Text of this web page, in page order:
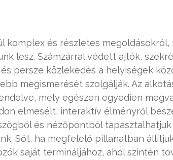
komplex és részletes megoldásokról,
lesz. Számzárral védett ajtók,
persze közlekedés a helyiségek
megismerését szolgálják. Az
mely egészen egyedien
elmesélt, interaktív élményről
és nézőpontból tapasztalhatjuk
Sőt, ha megfelelő pillanatban
saját termináljához, ahol szintén